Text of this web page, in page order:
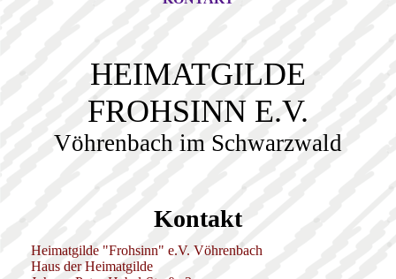
HEIMATGILDE
FROHSINN E.V.
Vöhrenbach im Schwarzwald
Kontakt
Heimatgilde "Frohsinn" e.V. Vöhrenbach
Haus der Heimatgilde